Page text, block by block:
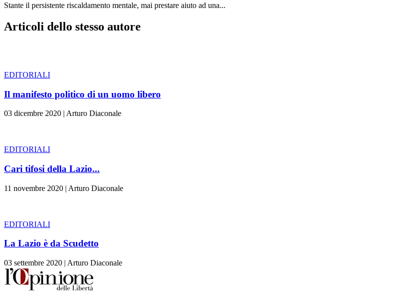
Stante il persistente riscaldamento mentale, mai prestare aiuto ad una...
Articoli dello stesso autore
EDITORIALI
Il manifesto politico di un uomo libero
03 dicembre 2020 | Arturo Diaconale
EDITORIALI
Cari tifosi della Lazio...
11 novembre 2020 | Arturo Diaconale
EDITORIALI
La Lazio è da Scudetto
03 settembre 2020 | Arturo Diaconale